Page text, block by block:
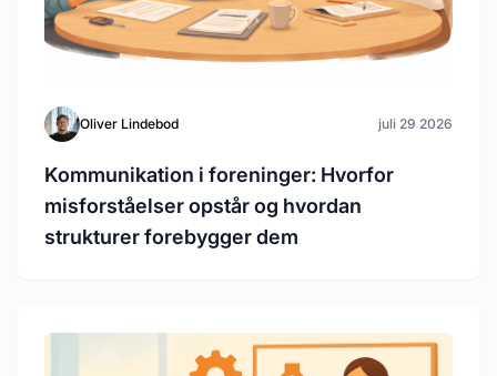
Oliver Lindebod juli 29 2026
Kommunikation i foreninger: Hvorfor
misforståelser opstår og hvordan
strukturer forebygger dem